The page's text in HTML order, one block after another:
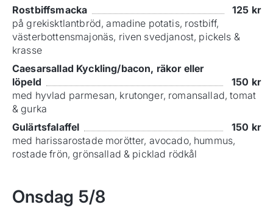
Rostbiffsmacka
125 kr
på grekisktlantbröd, amadine potatis, rostbiff,
västerbottensmajonäs, riven svedjanost, pickels &
krasse
Caesarsallad Kyckling/bacon, räkor eller
löpeld
150 kr
med hyvlad parmesan, krutonger, romansallad, tomat
& gurka
Gulärtsfalaffel
150 kr
med harissarostade morötter, avocado, hummus,
rostade frön, grönsallad & picklad rödkål
Onsdag 5/8